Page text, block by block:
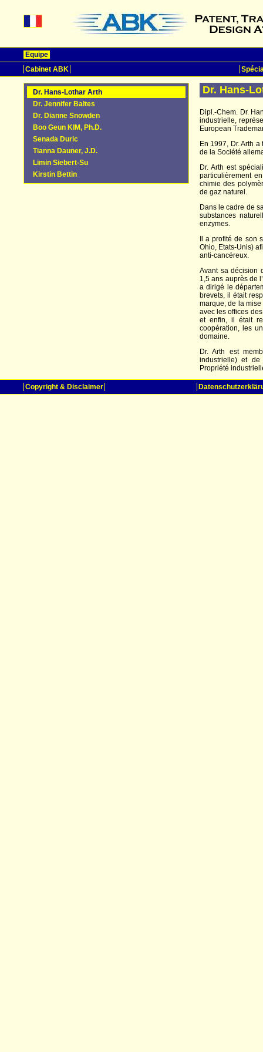
Equipe
Cabinet ABK
Dr. Hans-Lothar Arth
Dr. Jennifer Baltes
Dr. Dianne Snowden
Boo Geun KIM, Ph.D.
Senada Duric
Tianna Dauner, J.D.
Limin Siebert-Su
Kirstin Bettin
Dr. Hans-
Dipl.-Chem. Dr.
industrielle,
European
En 1997, Dr. Arth
de la Société
Dr. Arth est
particulièrement
chimie des
de gaz naturel.
Dans le cadre de
substances
enzymes.
Il a profité de son
Ohio, Etats-Unis)
anti-cancéreux.
Avant sa décision
1,5 ans auprès de
a dirigé le
brevets, il était
marque, de la
avec les offices
et enfin, il était
coopération, les
domaine.
Dr. Arth est
industrielle) et de
Propriété
Copyright & Disclaimer